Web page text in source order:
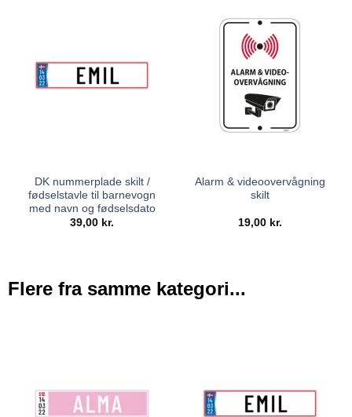
DK nummerplade skilt /
fødselstavle til barnevogn
med navn og fødselsdato
39,00 kr.
Alarm & videoovervågning
skilt
19,00 kr.
Flere fra samme kategori...